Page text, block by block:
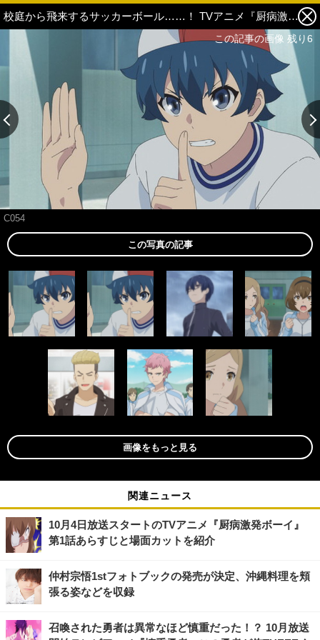
校庭から飛来するサッカーボール……！ TVアニメ『厨病激発ボーイ』第2話あらすじと場面カットを紹介 1枚目の写真・画像
C054
この写真の記事
画像をもっと見る
関連ニュース
10月4日放送スタートのTVアニメ『厨病激発ボーイ』
第1話あらすじと場面カットを紹介
仲村宗悟1stフォトブックの発売が決定、沖縄料理を頬
張る姿などを収録
召喚された勇者は異常なほど慎重だった！？ 10月放送
この記事の画像 残り6